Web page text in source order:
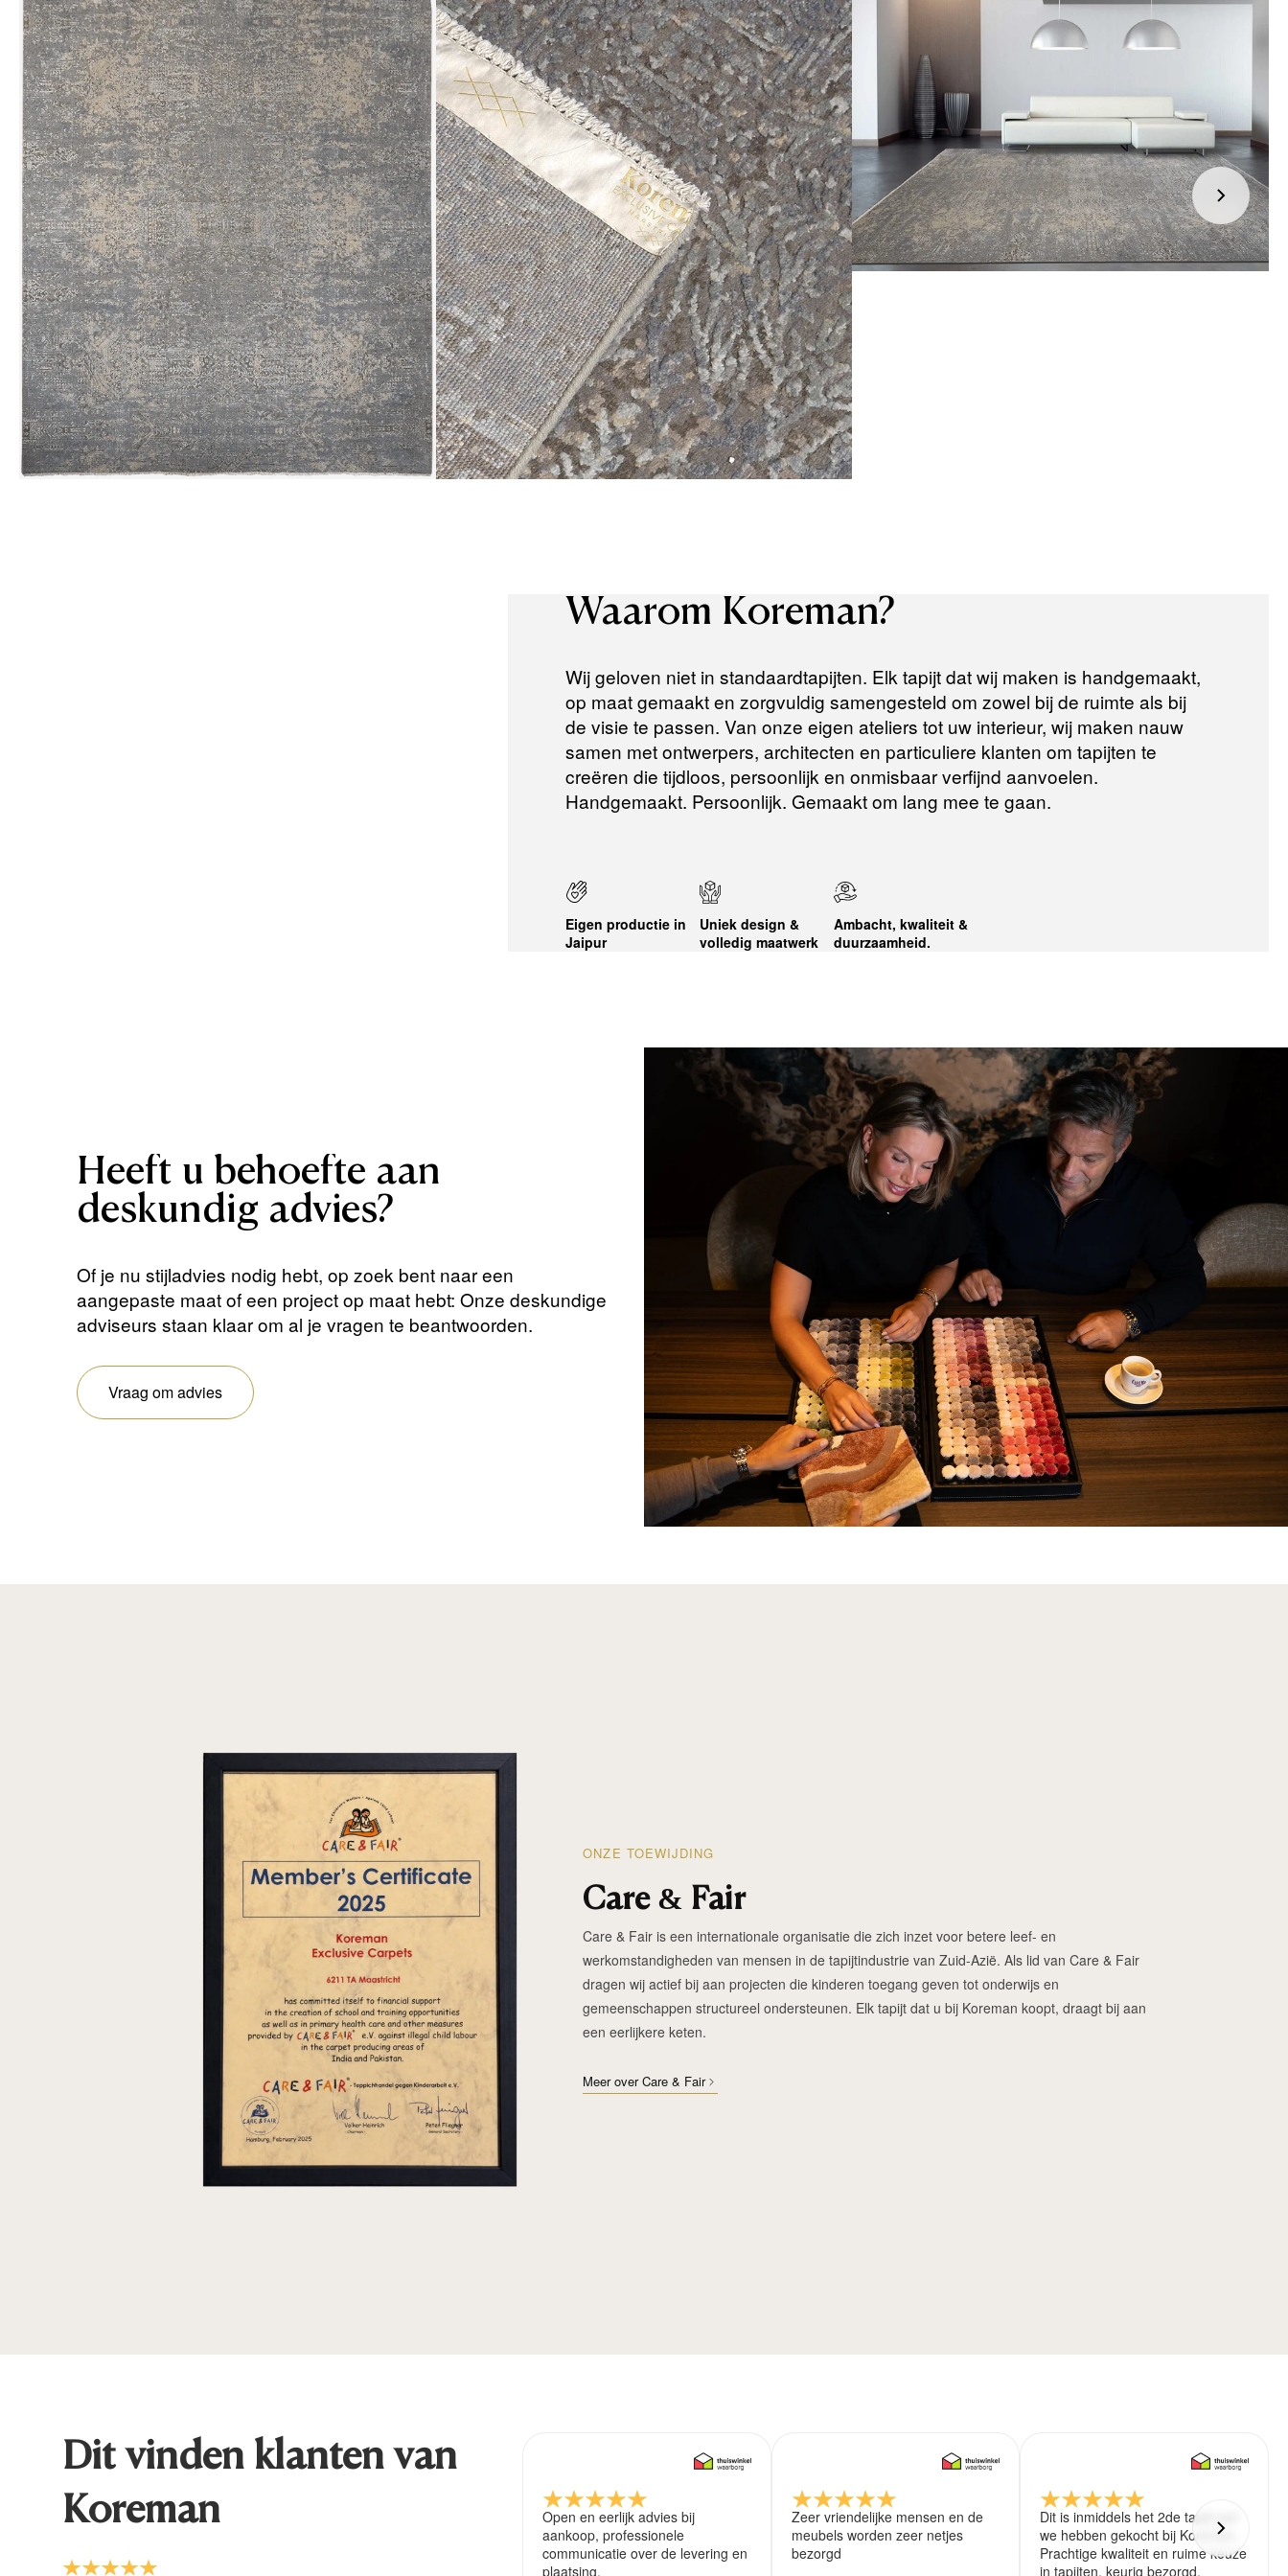
Levertijden:
Het artikel wordt gratis bij u thuis geleverd. Wij streven ernaar uw
bestelling binnen 4 werkdagen
Retourneren:
Het artikel wordt gratis bij u thuis geleverd. Mocht het niet passen en
u besluit het te retourneren, dan storten wij het aankoopbedrag zo
snel mogelijk terug, maar uiterlijkbinnen 14 dagen na herroeping .
Voor meer informatie kunt u terecht op:
Terugbetalingsbeleid
Waarom Koreman?
Wij geloven niet in standaardtapijten. Elk tapijt dat wij maken is handgemaakt,
op maat gemaakt en zorgvuldig samengesteld om zowel bij de ruimte als bij
de visie te passen. Van onze eigen ateliers tot uw interieur, wij maken nauw
samen met ontwerpers, architecten en particuliere klanten om tapijten te
creëren die tijdloos, persoonlijk en onmisbaar verfijnd aanvoelen.
Handgemaakt. Persoonlijk. Gemaakt om lang mee te gaan.
Eigen productie in
Jaipur
Uniek design &
volledig maatwerk
Ambacht, kwaliteit &
duurzaamheid.
Heeft u behoefte aan
deskundig advies?
Of je nu stijladvies nodig hebt, op zoek bent naar een
aangepaste maat of een project op maat hebt: Onze deskundige
adviseurs staan ​​klaar om al je vragen te beantwoorden.
Vraag om advies
ONZE TOEWIJDING
Care & Fair
Care & Fair is een internationale organisatie die zich inzet voor betere leef- en
werkomstandigheden van mensen in de tapijtindustrie van Zuid-Azië. Als lid van Care & Fair
dragen wij actief bij aan projecten die kinderen toegang geven tot onderwijs en
gemeenschappen structureel ondersteunen. Elk tapijt dat u bij Koreman koopt, draagt bij aan
een eerlijkere keten.
Meer over Care & Fair
Dit vinden klanten van
Koreman
Open en eerlijk advies bij
aankoop, professionele
communicatie over de levering en
plaatsing.
Zeer vriendelijke mensen en de
meubels worden zeer netjes
bezorgd
Dit is inmiddels het 2de tapijt wat
we hebben gekocht bij Koreman.
Prachtige kwaliteit en ruime keuze
in tapijten. keurig bezorgd.